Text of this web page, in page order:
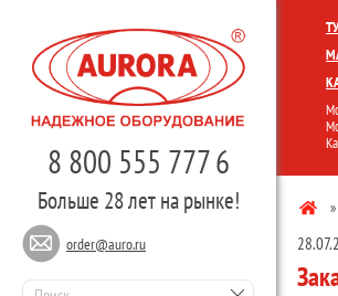
8 800 555 777 6
Больше 28 лет на рынке!
order@auro.ru
»